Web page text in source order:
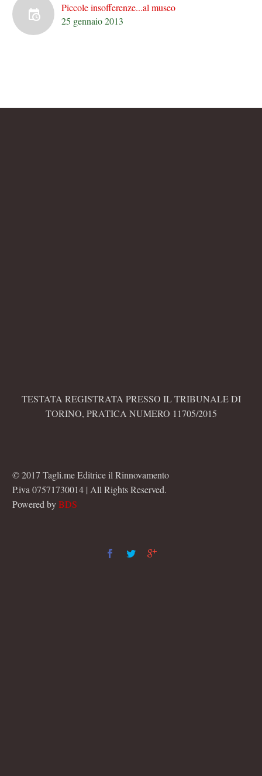
Piccole insofferenze...al museo
25 gennaio 2013
TESTATA REGISTRATA PRESSO IL TRIBUNALE DI
TORINO, PRATICA NUMERO 11705/2015
© 2017 Tagli.me Editrice il Rinnovamento
P.iva 07571730014 | All Rights Reserved.
Powered byBDS